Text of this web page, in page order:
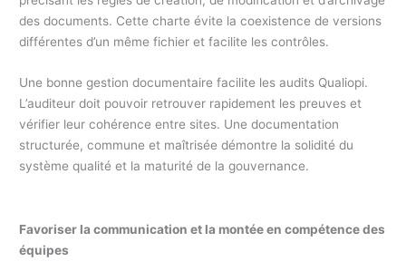
des documents. Cette charte évite la coexistence de versions
différentes d’un même fichier et facilite les contrôles.
Une bonne gestion documentaire facilite les audits Qualiopi.
L’auditeur doit pouvoir retrouver rapidement les preuves et
vérifier leur cohérence entre sites. Une documentation
structurée, commune et maîtrisée démontre la solidité du
système qualité et la maturité de la gouvernance.
Favoriser la communication et la montée en compétence des
équipes